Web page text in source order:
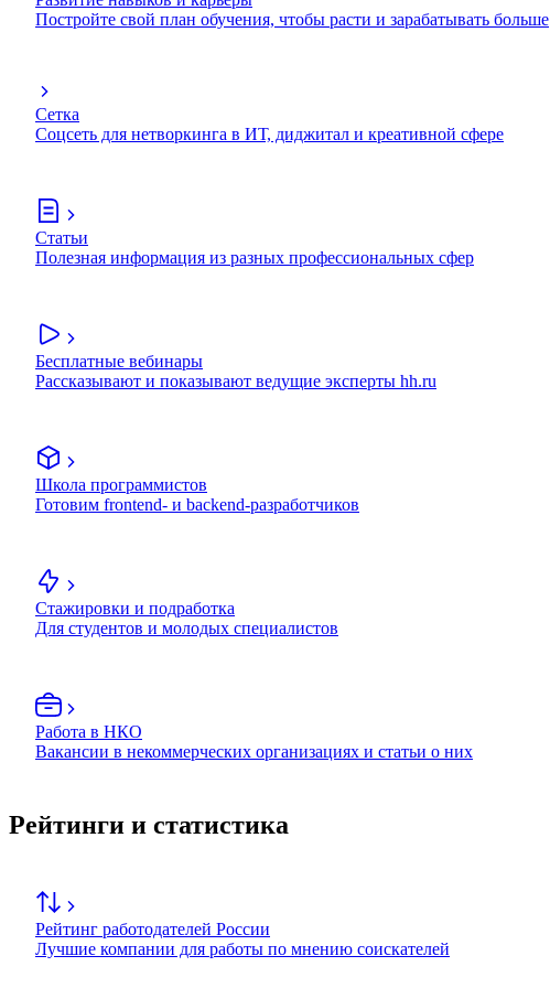
Постройте свой план обучения, чтобы расти и зарабатывать больше
Сетка
Соцсеть для нетворкинга в ИТ, диджитал и креативной сфере
Статьи
Полезная информация из разных профессиональных сфер
Бесплатные вебинары
Рассказывают и показывают ведущие эксперты hh.ru
Школа программистов
Готовим frontend- и backend-разработчиков
Стажировки и подработка
Для студентов и молодых специалистов
Работа в НКО
Вакансии в некоммерческих организациях и статьи о них
Рейтинги и статистика
Рейтинг работодателей России
Лучшие компании для работы по мнению соискателей